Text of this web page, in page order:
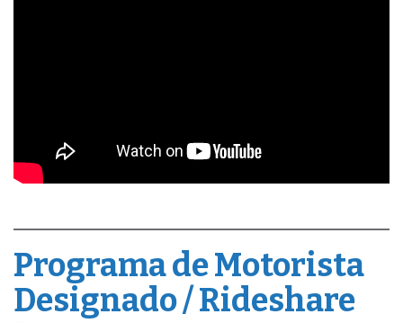
Programa de Motorista
Designado / Rideshare